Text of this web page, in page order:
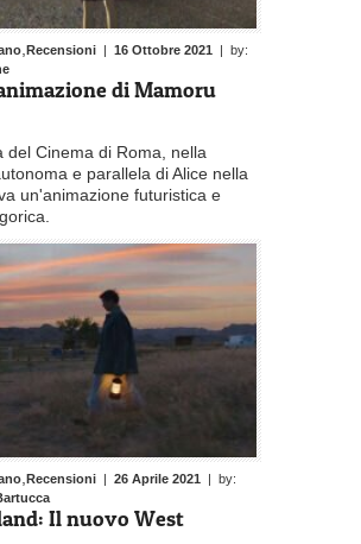
, Recensioni 16 Ottobre 2021 | by:
di Mamoru
del Cinema di Roma, nella
e parallela di Alice nella
un'animazione futuristica e
Recensioni | 26 Aprile 2021 | by:
Il nuovo West